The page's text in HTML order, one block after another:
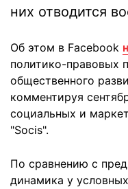
них отводится
Об этом в Facebook
политико-правовых
общественного
комментируя
социальных и
"Socis".
По сравнению с
динамика у